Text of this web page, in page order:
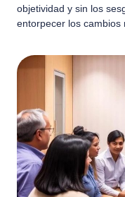
objetividad y sin los
entorpecer los cambios